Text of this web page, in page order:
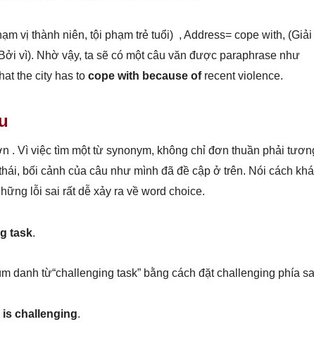
vị thành niên, tội phạm trẻ tuổi) , Address= cope with, (Giải
vì). Nhờ vậy, ta sẽ có một câu văn được paraphrase như
the city has to cope with because ofrecent violence.
. Vì việc tìm một từ synonym, không chỉ đơn thuần phải
bối cảnh của câu như mình đã đề cập ở trên. Nói cách
lỗi sai rất dễ xảy ra về word choice.
task.
danh từ“challenging task” bằng cách đặt challenging phía
is challenging.